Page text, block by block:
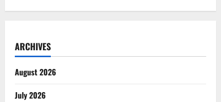
ARCHIVES
August 2026
July 2026